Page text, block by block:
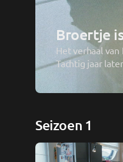
Broertje
Het verhaal
Seizoen 1